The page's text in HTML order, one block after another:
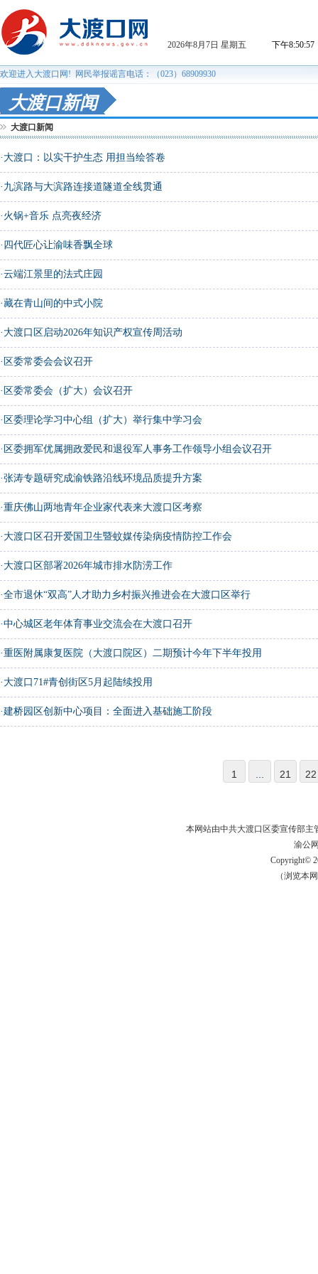
大渡口新闻
大渡口新闻
· 大渡口：以实干护生态 用担当绘答卷
· 九滨路与大滨路连接道隧道全线贯通
· 火锅+音乐 点亮夜经济
· 四代匠心让渝味香飘全球
·云端江景里的法式庄园
·藏在青山间的中式小院
· 大渡口区启动2026年知识产权宣传周活动
· 区委常委会会议召开
· 区委常委会（扩大）会议召开
· 区委理论学习中心组（扩大）举行集中学习会
· 区委拥军优属拥政爱民和退役军人事务工作领导小组会议召开
·张涛专题研究成渝铁路沿线环境品质提升方案
·重庆佛山两地青年企业家代表来大渡口区考察
· 大渡口区召开爱国卫生暨蚊媒传染病疫情防控工作会
· 大渡口区部署2026年城市排水防涝工作
·全市退休“双高”人才助力乡村振兴推进会在大渡口区举行
·中心城区老年体育事业交流会在大渡口召开
·重医附属康复医院（大渡口院区）二期预计今年下半年投用
· 大渡口71#青创街区5月起陆续投用
·建桥园区创新中心项目：全面进入基础施工阶段
1 21 22